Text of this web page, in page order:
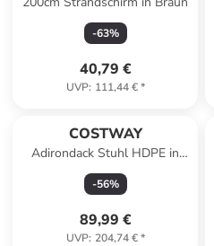
-63%
40,79 €
UVP: 111,44 €*
COSTWAY
Adirondack Stuhl HDPE in
Grau
-56%
89,99 €
UVP: 204,74 €*